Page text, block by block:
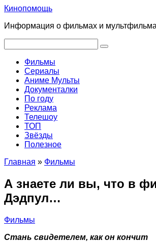
Перейти
контенту
Кинопомощь
Информация о фильмах и
Фильмы
Сериалы
Аниме Мульты
Документалки
По году
Реклама
Телешоу
ТОП
Звёзды
Полезное
Главная » Фильмы
А знаете ли вы, что в
Дэдпул…
Фильмы
Стань свидетелем, как он кончит